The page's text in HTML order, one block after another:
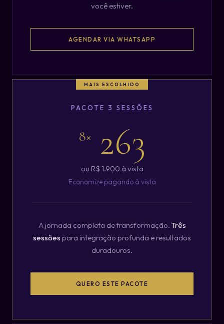
você estiver.
AGENDAR VIA WHATSAPP
PACOTE 3 SESSÕES
8× 263
ou R$ 1.900 à vista
Economize pagando à vista
A jornada completa de transformação. Três
sessões para integração profunda e resultados
duradouros.
QUERO ESTE PACOTE